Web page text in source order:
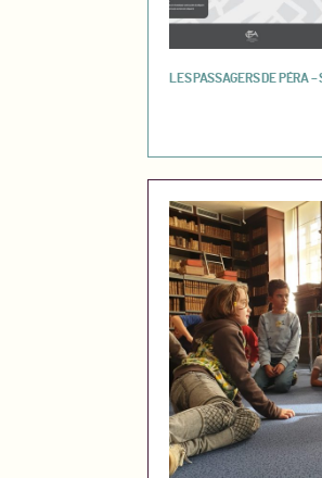
LES PASSAGERS DE PÉRA –